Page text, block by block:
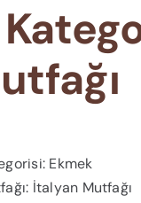
Ekmek
İtalyan Mutfağı